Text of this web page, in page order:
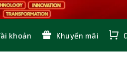
khoản Khuyến mãi